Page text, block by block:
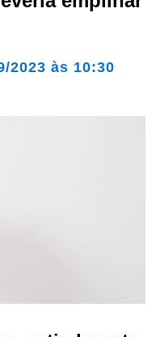
2023 às 10:30